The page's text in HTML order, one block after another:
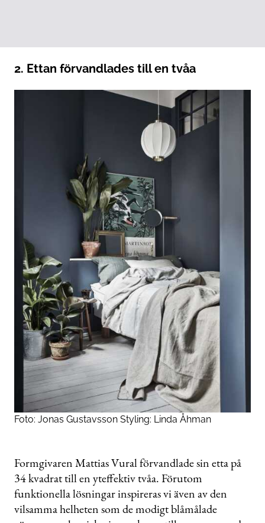
2. Ettan förvandlades till en tvåa
Foto: Jonas Gustavsson Styling: Linda Åhman
Formgivaren Mattias Vural förvandlade sin etta på
34 kvadrat till en yteffektiv tvåa. Förutom
funktionella lösningar inspireras vi även av den
vilsamma helheten som de modigt blåmålade